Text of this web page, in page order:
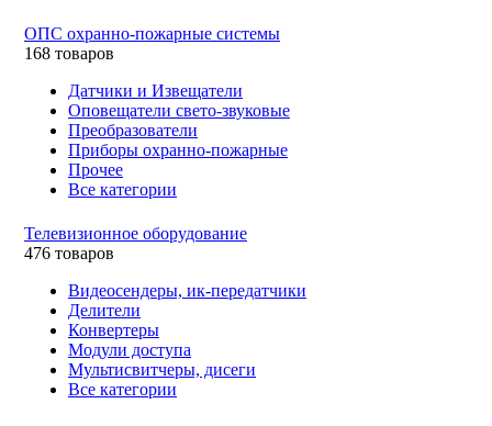
ОПС охранно-пожарные системы
168 товаров
Датчики и Извещатели
Оповещатели свето-звуковые
Преобразователи
Приборы охранно-пожарные
Прочее
Все категории
Телевизионное оборудование
476 товаров
Видеосендеры, ик-передатчики
Делители
Конвертеры
Модули доступа
Мультисвитчеры, дисеги
Все категории